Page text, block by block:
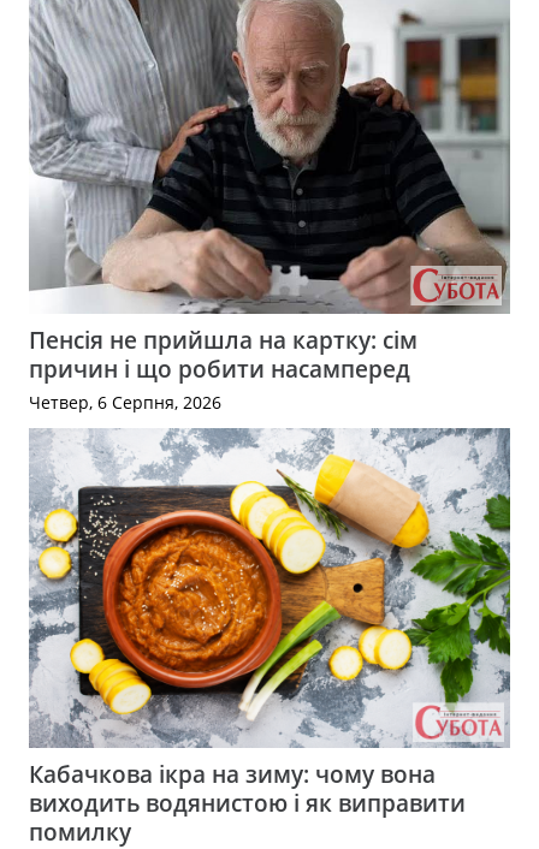
Пенсія не прийшла на картку: сім
причин і що робити насамперед
Четвер, 6 Серпня, 2026
Кабачкова ікра на зиму: чому вона
виходить водянистою і як виправити
помилку